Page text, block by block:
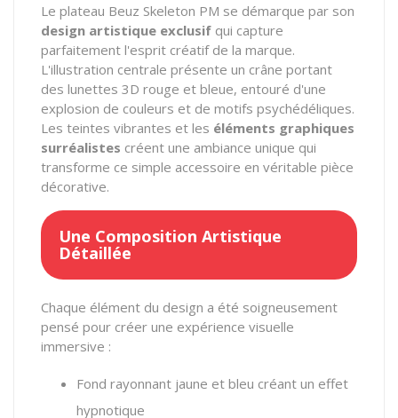
Le plateau Beuz Skeleton PM se démarque par son
design artistique exclusif qui capture
parfaitement l'esprit créatif de la marque.
L'illustration centrale présente un crâne portant
des lunettes 3D rouge et bleue, entouré d'une
explosion de couleurs et de motifs psychédéliques.
Les teintes vibrantes et les éléments graphiques
surréalistes créent une ambiance unique qui
transforme ce simple accessoire en véritable pièce
décorative.
Une Composition Artistique
Détaillée
Chaque élément du design a été soigneusement
pensé pour créer une expérience visuelle
immersive :
Fond rayonnant jaune et bleu créant un effet
hypnotique